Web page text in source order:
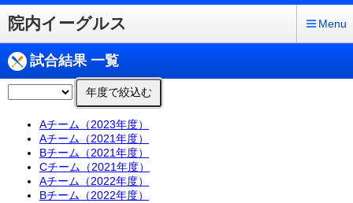
院内イーグルス Menu
試合結果 一覧
年度で絞込む
Aチーム（2023年度）
Aチーム（2021年度）
Bチーム（2021年度）
Cチーム（2021年度）
Aチーム（2022年度）
Bチーム（2022年度）